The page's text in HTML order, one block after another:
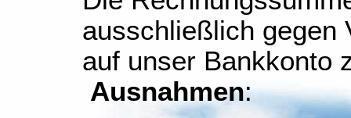
ausschließlich gegen
auf unser Bankkonto
Ausnahmen: